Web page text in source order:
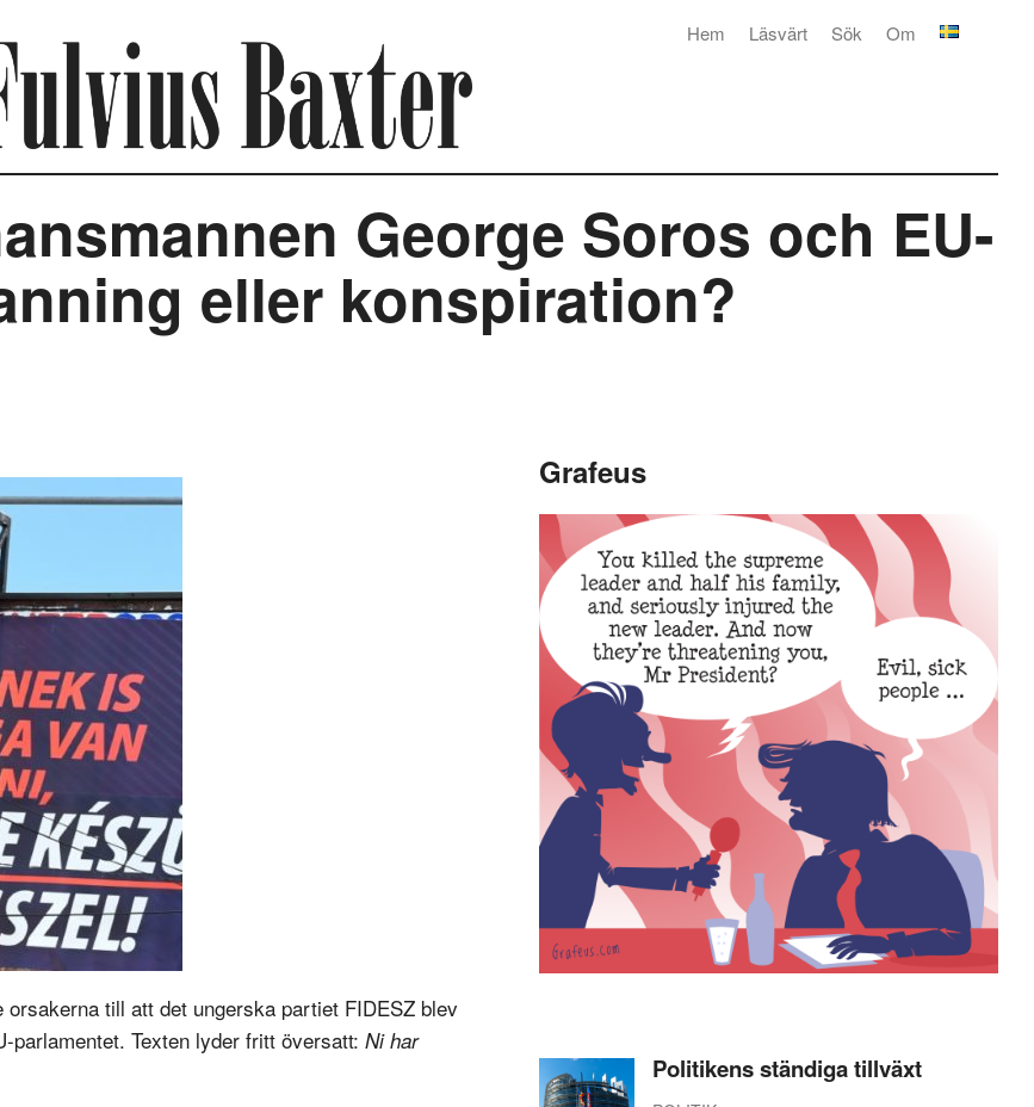
Om
Sök
Läsvärt
Hem
George Soros och EU-
eller konspiration?
till att det ungerska partiet FIDESZ blev
Texten lyder fritt översatt: Ni har
Grafeus
Politikens ständiga tillväxt